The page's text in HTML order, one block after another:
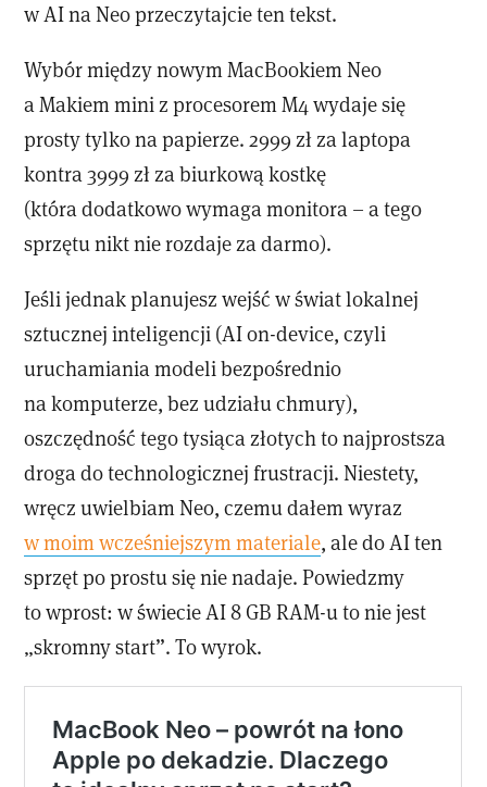
w AI na Neo przeczytajcie ten tekst.
Wybór między nowym MacBookiem Neo
a Makiem mini z procesorem M4 wydaje się
prosty tylko na papierze. 2999 zł za laptopa
kontra 3999 zł za biurkową kostkę
(która dodatkowo wymaga monitora – a tego
sprzętu nikt nie rozdaje za darmo).
Jeśli jednak planujesz wejść w świat lokalnej
sztucznej inteligencji (AI on-device, czyli
uruchamiania modeli bezpośrednio
na komputerze, bez udziału chmury),
oszczędność tego tysiąca złotych to najprostsza
droga do technologicznej frustracji. Niestety,
wręcz uwielbiam Neo, czemu dałem wyraz
w moim wcześniejszym materiale, ale do AI ten
sprzęt po prostu się nie nadaje. Powiedzmy
to wprost: w świecie AI 8 GB RAM-u to nie jest
„skromny start”. To wyrok.